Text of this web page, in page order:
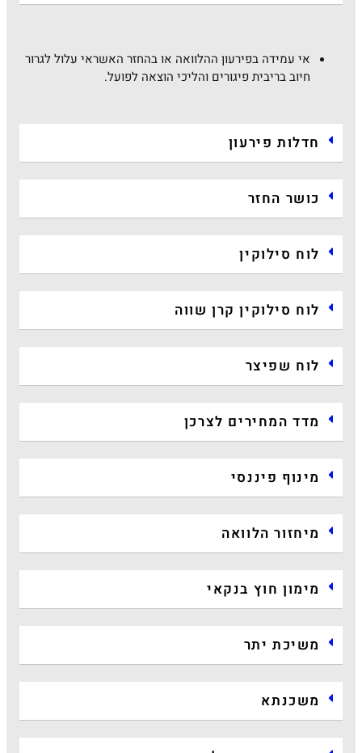
אי עמידה בפירעון ההלוואה או בהחזר האשראי עלול לגרור
חיוב בריבית פיגורים והליכי הוצאה לפועל.
חדלות פירעון
כושר החזר
לוח סילוקין
לוח סילוקין קרן שווה
לוח שפיצר
מדד המחירים לצרכן
מינוף פיננסי
מיחזור הלוואה
מימון חוץ בנקאי
משיכת יתר
משכנתא